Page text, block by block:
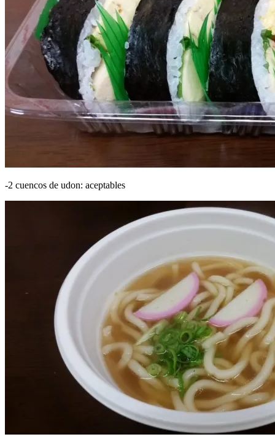
-2 cuencos de udon: aceptables